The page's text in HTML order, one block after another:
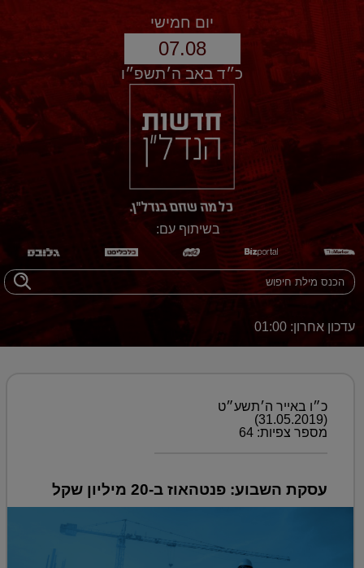
יום חמישי
07.08
כ״ד באב ה׳תשפ״ו
בשיתוף עם:
עדכון אחרון: 01:00
כ״ו באייר ה׳תשע״ט
(31.05.2019)
מספר צפיות: 64
עסקת השבוע: פנטהאוז ב-20 מיליון שקל